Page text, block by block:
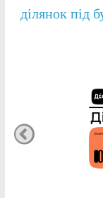
ділянок під